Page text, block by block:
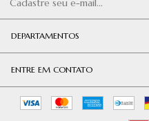
DEPARTAMENTOS
ENTRE EM CONTATO